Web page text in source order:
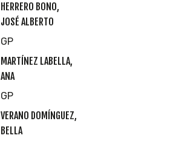
HERRERO BONO,
JOSÉ ALBERTO
GP
MARTÍNEZ LABELLA,
ANA
GP
VERANO DOMÍNGUEZ,
BELLA